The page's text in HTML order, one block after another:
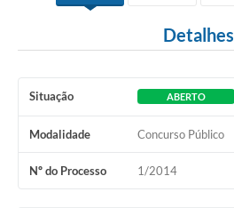
Detalhes
Situação ABERTO
Modalidade Concurso Público
Nº do Processo 1/2014